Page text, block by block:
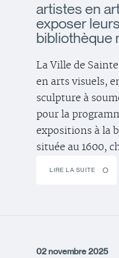
artistes en
exposer
bibliothèque
La Ville de
en arts visuels,
sculpture à
pour la
expositions à la
située au 1600,
LIRE LA SUITE
02 novembre 2025